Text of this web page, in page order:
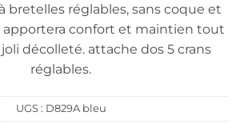
bretelles réglables, sans coque et
apportera confort et maintien tout
décolleté. attache dos 5 crans
réglables.
UGS : D829A bleu